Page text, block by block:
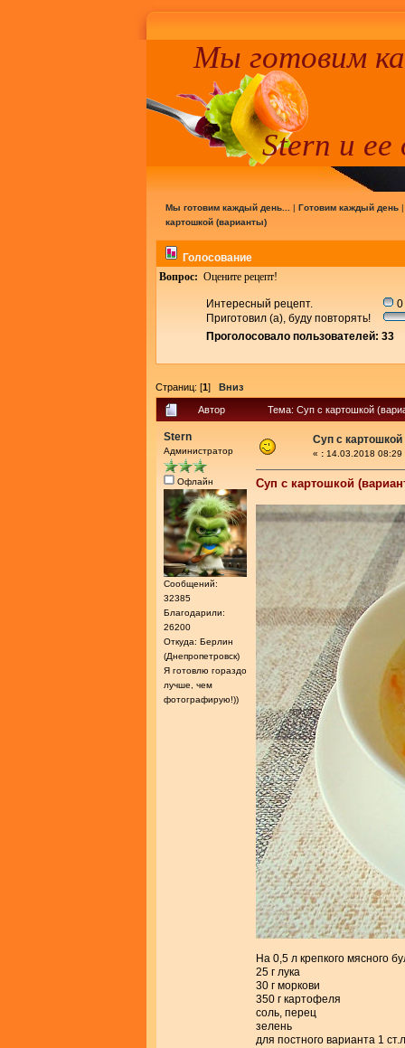
Мы готовим
Stern и ее
Мы готовим каждый день... | Готовим каждый день
картошкой (варианты)
Голосование
Вопрос: Оцените рецепт!
Интересный рецепт.
0
Приготовил (а), буду повторять!
Проголосовало пользователей: 33
Страниц: [1] Вниз
Автор Тема: Суп с картошкой
Stern
Администратор
Офлайн
Сообщений:
32385
Благодарили:
26200
Откуда: Берлин
(Днепропетровск)
Я готовлю гораздо
лучше, чем
фотографирую!))
Суп с
« : 14.03.2018 08:29
Суп с картошкой
На 0,5 л крепкого мясного
25 г лука
30 г моркови
350 г картофеля
соль, перец
зелень
для постного варианта 1